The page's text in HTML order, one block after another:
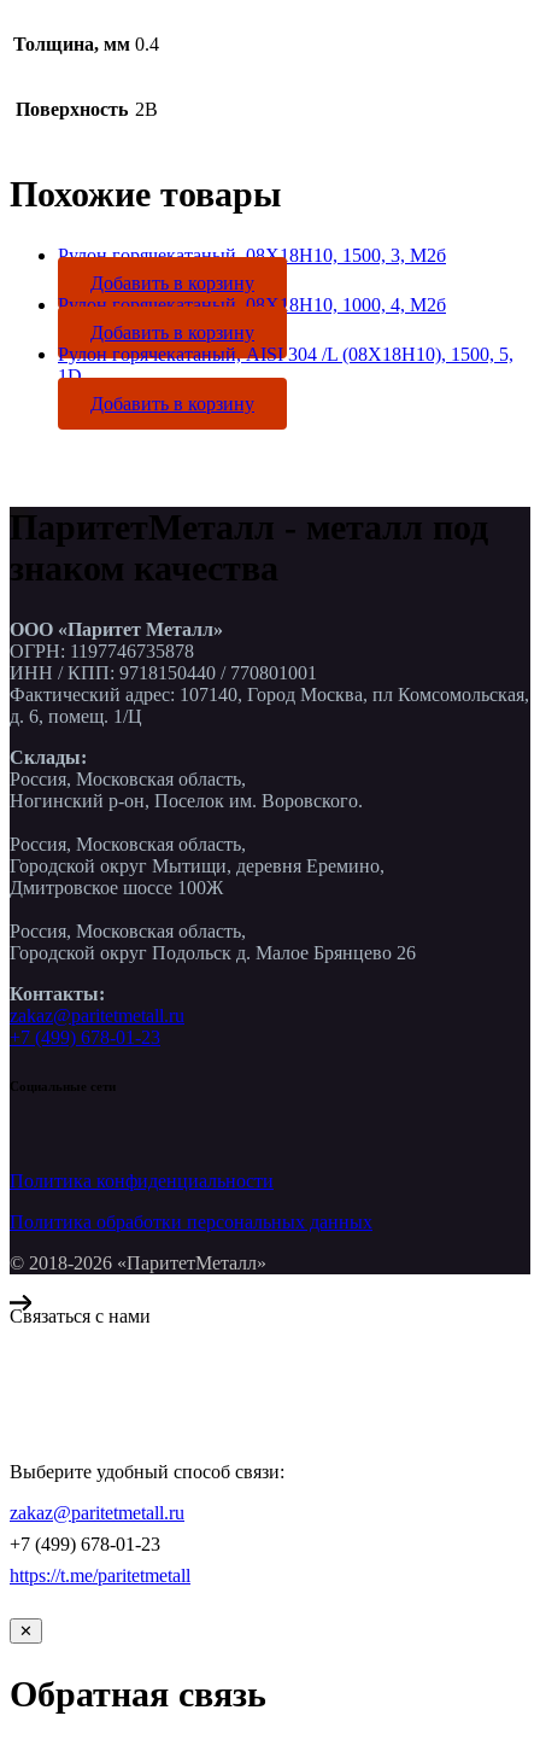
Толщина, мм 0.4
Поверхность 2B
Похожие товары
Рулон горячекатаный, 08Х18Н10, 1500, 3, М2б
Добавить в корзину
Рулон горячекатаный, 08Х18Н10, 1000, 4, М2б
Добавить в корзину
Рулон горячекатаный, AISI 304 /L (08Х18Н10), 1500, 5,
1D
Добавить в корзину
ПаритетМеталл - металл под
знаком качества
ООО «Паритет Металл»
ОГРН: 1197746735878
ИНН / КПП: 9718150440 / 770801001
Фактический адрес: 107140, Город Москва, пл Комсомольская,
д. 6, помещ. 1/Ц
Склады:
Россия, Московская область,
Ногинский р-он, Поселок им. Воровского.
Россия, Московская область,
Городской округ Мытищи, деревня Еремино,
Дмитровское шоссе 100Ж
Россия, Московская область,
Городской округ Подольск д. Малое Брянцево 26
Контакты:
zakaz@paritetmetall.ru
+7 (499) 678-01-23
Социальные сети
Политика конфиденциальности
Политика обработки персональных данных
© 2018-2026 «ПаритетМеталл»
Связаться с нами
Выберите удобный способ связи:
zakaz@paritetmetall.ru
+7 (499) 678-01-23
https://t.me/paritetmetall
✕
Обратная связь